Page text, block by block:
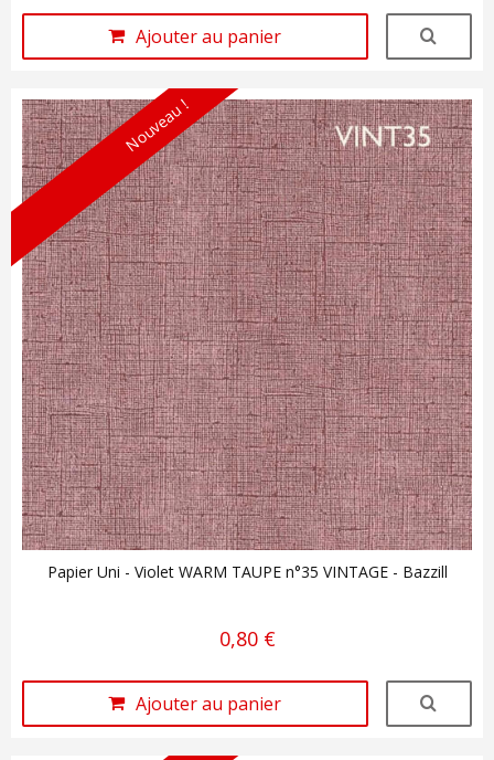
Ajouter au panier
Nouveau !
Papier Uni - Violet WARM TAUPE n°35 VINTAGE - Bazzill
0,80 €
Ajouter au panier